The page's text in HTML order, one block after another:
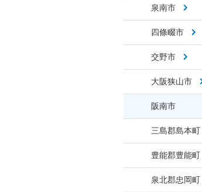
泉南市
四條畷市
交野市
大阪狭山市
阪南市
三島郡島本町
豊能郡豊能町
泉北郡忠岡町